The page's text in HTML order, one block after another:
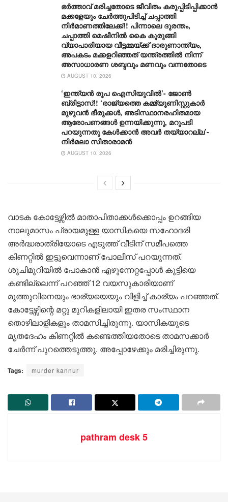
ഭർത്താവ് മരിച്ചതോടെ ജീവിതം കരുപ്പിടിപ്പിക്കാൻ
മക്കളേയും ചേർത്തുപിടിച്ച് ചപ്പാത്തി
നിർമാണത്തിലേക്ക്!! പിന്നാലെ ദുരന്തം,
ചപ്പാത്തി മെഷീനിൽ കൈ കുരുങ്ങി
വ്യാപാരിയായ വീട്ടമ്മയ്ക്ക് ദാരുണാന്ത്യം,
അപകടം മക്കളറിഞ്ഞത് യന്ത്രത്തിൽ നിന്ന്
അസാധാരണ ശബ്ദവും മണവും വന്നതോടെ
AUGUST 10, 2026
‘ഇന്ത്യൻ രൂപ ഐസിയുവിൽ’- ജോൺ
ബ്രിട്ടാസ്!! ‘രാജ്യത്തെ കമ്മ്യൂണിസ്റ്റുകാർ
മുഴുവൻ ഭീരുക്കൾ, അടിസ്ഥാനരഹിതമായ
ആരോപണങ്ങൾ ഉന്നയിക്കുന്നു, മറുപടി
പറയുന്നതു കേൾക്കാൻ അവർ തയ്യാറല്ല’-
നിർമലാ സീതാരാമൻ
AUGUST 10, 2026
വാടക കോട്ടേഴ്സിൽ മാതാപിതാക്കൾക്കൊപ്പം ഉറങ്ങിയ
നാലുമാസം പ്രായമുള്ള യാസികയെ സഹോദരി
അർദ്ധരാത്രിയോടെ എടുത്ത് വീടിന് സമീപത്തെ
കിണറ്റിൽ ഇട്ടുവെന്നാണ് പോലീസ് പറയുന്നത്.
ശുചിമുറിയിൽ പോകാൻ എഴുന്നേറ്റപ്പോൾ കുട്ടിയെ
കണ്ടില്ലെന്ന് പറഞ്ഞ് 12 വയസുകാരിയാണ്
മുത്തുവിനെയും ഭാര്യയെയും വിളിച്ച് കാര്യം പറഞ്ഞത്.
കോട്ടേഴ്സിന്റെ മറ്റു മുറികളിലായി ഇതര സംസ്ഥാന
തൊഴിലാളികളും താമസിച്ചിരുന്നു. യാസികയുടെ
മൃതദേഹം കിണറ്റിൽ കണ്ടെത്തിയതോടെ താമസക്കാർ
ചേർന്ന് പുറത്തെടുത്തു. അപ്പോഴേക്കും മരിച്ചിരുന്നു.
Tags: murder kannur
pathram desk 5